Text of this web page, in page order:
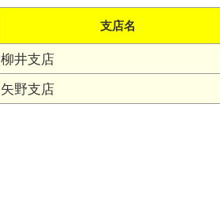
支店名
柳井支店
矢野支店